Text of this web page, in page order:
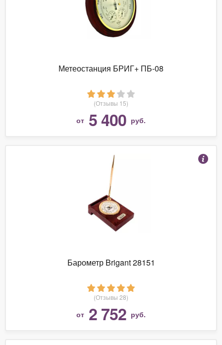
Метеостанция БРИГ+ ПБ-08
(Отзывы 15)
от 5 400 руб.
Барометр Brigant 28151
(Отзывы 28)
от 2 752 руб.